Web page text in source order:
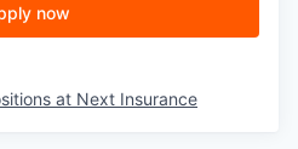
now
at Next Insurance